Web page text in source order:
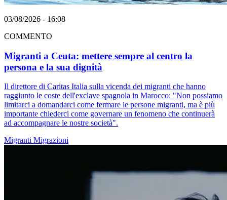
03/08/2026 - 16:08
COMMENTO
Migranti a Ceuta: mettere sempre al centro la
persona e la sua dignità
Il direttore di Caritas Italia sulla vicenda dei migranti che hanno
raggiunto le coste dell'exclave spagnola in Marocco: "Non possiamo
limitarci a domandarci come fermare le persone migranti, ma è più
importante chiederci come governare un fenomeno che continuerà
ad accompagnare le nostre società".
Migranti Migrazioni